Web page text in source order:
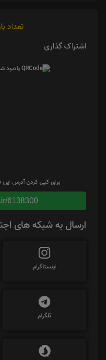
تعداد
اشتراک گذاری
برای کپی کردن آدرس
6138300
ارسال به شبکه های
اینستاگرام
تلگرام